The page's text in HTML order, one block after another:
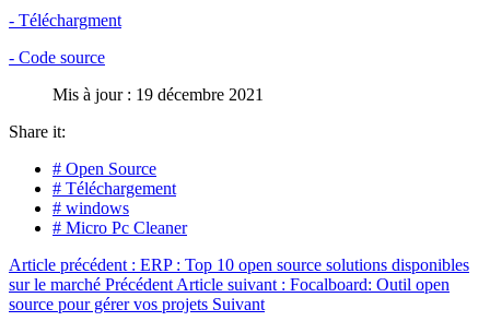
- Téléchargment
- Code source
Mis à jour : 19 décembre 2021
Share it:
# Open Source
# Téléchargement
# windows
# Micro Pc Cleaner
Article précédent : ERP : Top 10 open source solutions disponibles
sur le marché Précédent Article suivant : Focalboard: Outil open
source pour gérer vos projets Suivant